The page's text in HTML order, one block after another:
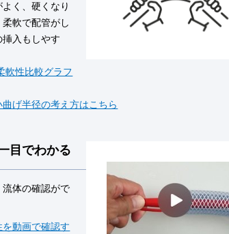
く、硬くなり
軟で配管がし
入もしやす
軟性比較グラフ
曲げ半径の考え方はこちら
目でわかる
体の確認がで
動画で確認す